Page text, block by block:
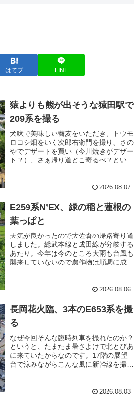
はてブ LINE
猿よりも熊が出そうな猿田駅で
209系を撮る
犬吠で美味しい蕎麦をいただき、トウモ
ロコシ畑をいく次郎右衛門を撮り、さの
やでデザートを買い（今川焼きがデザー
ト？）、さぁ帰り道どこ寄るべ？という
緑に囲まれた駅にたどり着きます。
2026.08.07
E259系N’EX、緑の稲と蓮根の
葉っぱと
天気が良かったので大佐倉の帰路寄り道
しました。総武本線と成田線が分岐する
あたり。今年は今のところ大雨も台風も
襲来していないので農作物は順調に成長
つもなら線路際の稲にしか目が行かない
っぱに目が行きました。
2026.08.06
長岡花火臨、3本のE653系を撮
る
なぜ今回そんな臨時列車を撮れたのか？
というと、たまたま暑さよけで北とぴあ
に来ていたからなのです。17階の展望
台で涼みながらこんな風に新幹線を撮っ
線路上にコレが現われました。2026.08.03